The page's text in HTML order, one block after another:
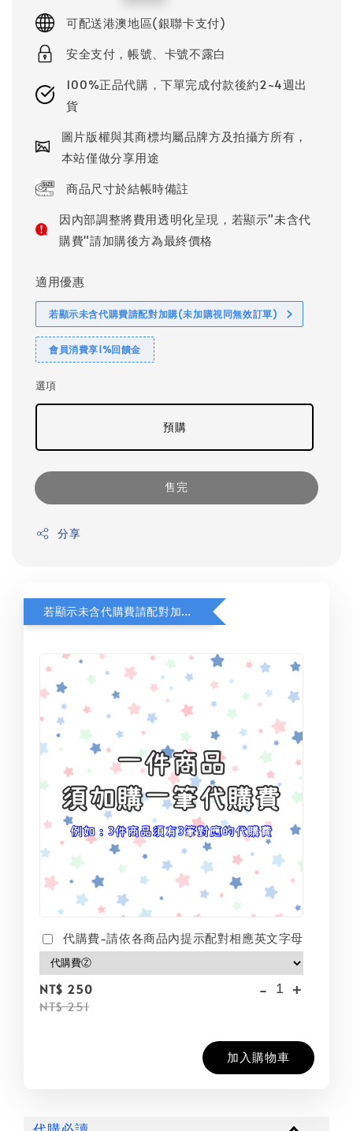
price
可配送港澳地區(銀聯卡支付)
安全支付，帳號、卡號不露白
100%正品代購，下單完成付款後約2~4週出
貨
圖片版權與其商標均屬品牌方及拍攝方所有，
本站僅做分享用途
商品尺寸於結帳時備註
因內部調整將費用透明化呈現，若顯示"未含代
購費"請加購後方為最終價格
適用優惠
若顯示未含代購費請配對加購(未加購視同無效訂單)
會員消費享1%回饋金
選項
預購
售完
分享
若顯示未含代購費請配對加購(未加購視同無效訂單)
代購費-請依各商品內提示配對相應英文字母
NT$ 250
NT$ 251
- +
加入購物車